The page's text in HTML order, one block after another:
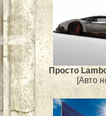
Просто
[Авто